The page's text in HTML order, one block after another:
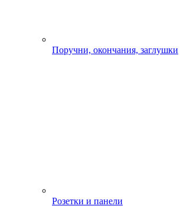
Поручни, окончания, заглушки
Розетки и панели